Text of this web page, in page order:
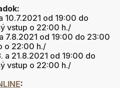
10.7.2021 od 19:00 do
vstup o 22:00 h./
7.8.2021 od 19:00 do 23:00
o 22:00 h./
a 21.8.2021 od 19:00 do
vstup o 22:00 h./
: